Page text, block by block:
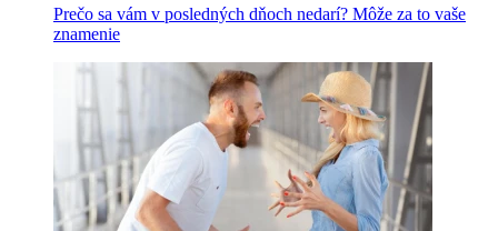
Prečo sa vám v posledných dňoch nedarí? Môže za to vaše
znamenie